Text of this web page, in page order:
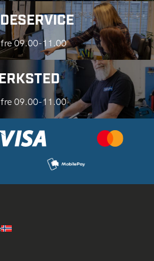
09.00-11.00
09.00-11.00